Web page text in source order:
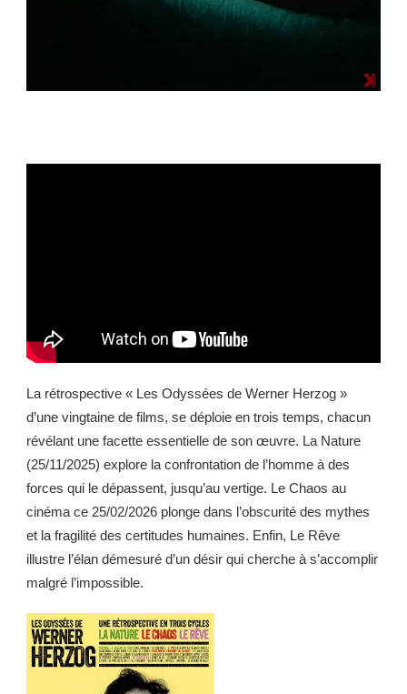
La rétrospective « Les Odyssées de Werner Herzog »
d’une vingtaine de films, se déploie en trois temps, chacun
révélant une facette essentielle de son œuvre. La Nature
(25/11/2025) explore la confrontation de l’homme à des
forces qui le dépassent, jusqu’au vertige. Le Chaos au
cinéma ce 25/02/2026 plonge dans l’obscurité des mythes
et la fragilité des certitudes humaines. Enfin, Le Rêve
illustre l’élan démesuré d’un désir qui cherche à s’accomplir
malgré l’impossible.